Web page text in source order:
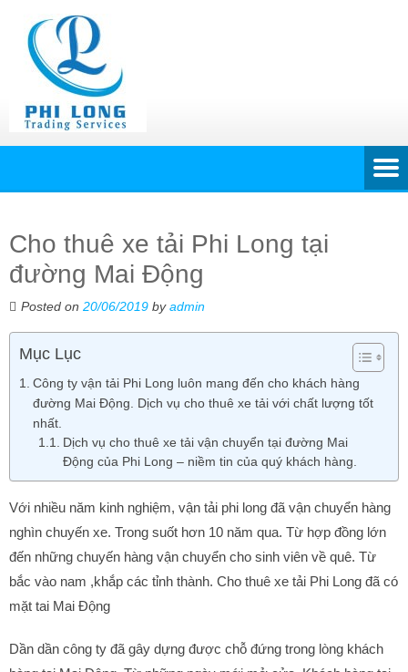
Cho thuê xe tải Phi Long tại
đường Mai Động
Posted on 20/06/2019 byadmin
Mục Lục
Công ty vận tải Phi Long luôn mang đến cho khách hàng
đường Mai Động. Dịch vụ cho thuê xe tải với chất lượng tốt
nhất.
Dịch vụ cho thuê xe tải vận chuyển tại đường Mai
Động của Phi Long – niềm tin của quý khách hàng.
Với nhiều năm kinh nghiệm, vận tải phi long đã vận chuyển hàng
nghìn chuyến xe. Trong suốt hơn 10 năm qua. Từ hợp đồng lớn
đến những chuyến hàng vận chuyển cho sinh viên về quê. Từ
bắc vào nam ,khắp các tỉnh thành. Cho thuê xe tải Phi Long đã có
mặt tai Mai Động
Dần dần công ty đã gây dựng được chỗ đứng trong lòng khách